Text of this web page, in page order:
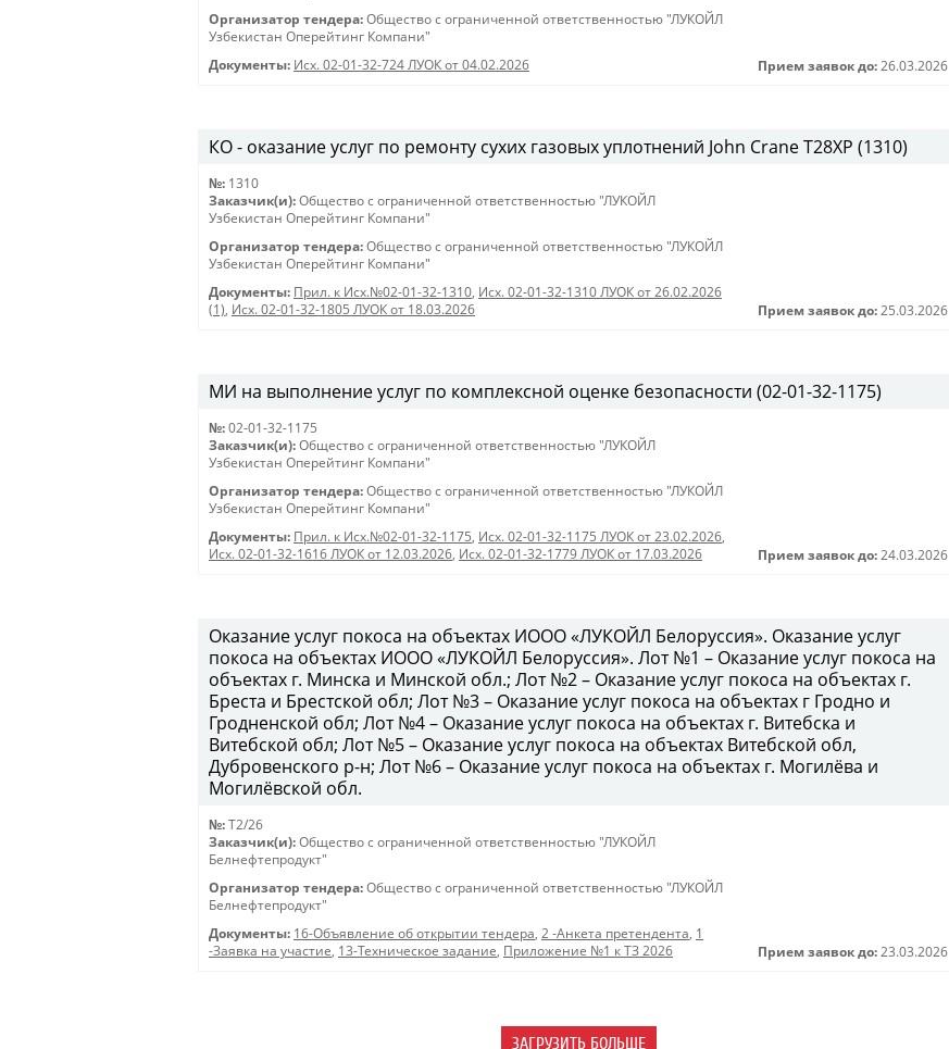
Организатор тендера: Общество с ограниченной ответственностью "ЛУКОЙЛ
Узбекистан Оперейтинг Компани"
Документы: Исх. 02-01-32-724 ЛУОК от 04.02.2026 Прием заявок до: 26.03.2026
КО - оказание услуг по ремонту сухих газовых уплотнений John Crane T28XP (1310)
№: 1310
Заказчик(и): Общество с ограниченной ответственностью "ЛУКОЙЛ
Узбекистан Оперейтинг Компани"
Организатор тендера: Общество с ограниченной ответственностью "ЛУКОЙЛ
Узбекистан Оперейтинг Компани"
Документы: Прил. к Исх.№02-01-32-1310, Исх. 02-01-32-1310 ЛУОК от 26.02.2026
(1), Исх. 02-01-32-1805 ЛУОК от 18.03.2026 Прием заявок до: 25.03.2026
МИ на выполнение услуг по комплексной оценке безопасности (02-01-32-1175)
№: 02-01-32-1175
Заказчик(и): Общество с ограниченной ответственностью "ЛУКОЙЛ
Узбекистан Оперейтинг Компани"
Организатор тендера: Общество с ограниченной ответственностью "ЛУКОЙЛ
Узбекистан Оперейтинг Компани"
Документы: Прил. к Исх.№02-01-32-1175, Исх. 02-01-32-1175 ЛУОК от 23.02.2026,
Исх. 02-01-32-1616 ЛУОК от 12.03.2026, Исх. 02-01-32-1779 ЛУОК от 17.03.2026 Прием заявок до: 24.03.2026
Оказание услуг покоса на объектах ИООО «ЛУКОЙЛ Белоруссия». Оказание услуг
покоса на объектах ИООО «ЛУКОЙЛ Белоруссия». Лот №1 – Оказание услуг покоса на
объектах г. Минска и Минской обл.; Лот №2 – Оказание услуг покоса на объектах г.
Бреста и Брестской обл; Лот №3 – Оказание услуг покоса на объектах г Гродно и
Гродненской обл; Лот №4 – Оказание услуг покоса на объектах г. Витебска и
Витебской обл; Лот №5 – Оказание услуг покоса на объектах Витебской обл,
Дубровенского р-н; Лот №6 – Оказание услуг покоса на объектах г. Могилёва и
Могилёвской обл.
№: T2/26
Заказчик(и): Общество с ограниченной ответственностью "ЛУКОЙЛ
Белнефтепродукт"
Организатор тендера: Общество с ограниченной ответственностью "ЛУКОЙЛ
Белнефтепродукт"
Документы: 16-Объявление об открытии тендера, 2 -Анкета претендента, 1
-Заявка на участие, 13-Техническое задание, Приложение №1 к ТЗ 2026 Прием заявок до: 23.03.2026
ЗАГРУЗИТЬ БОЛЬШЕ